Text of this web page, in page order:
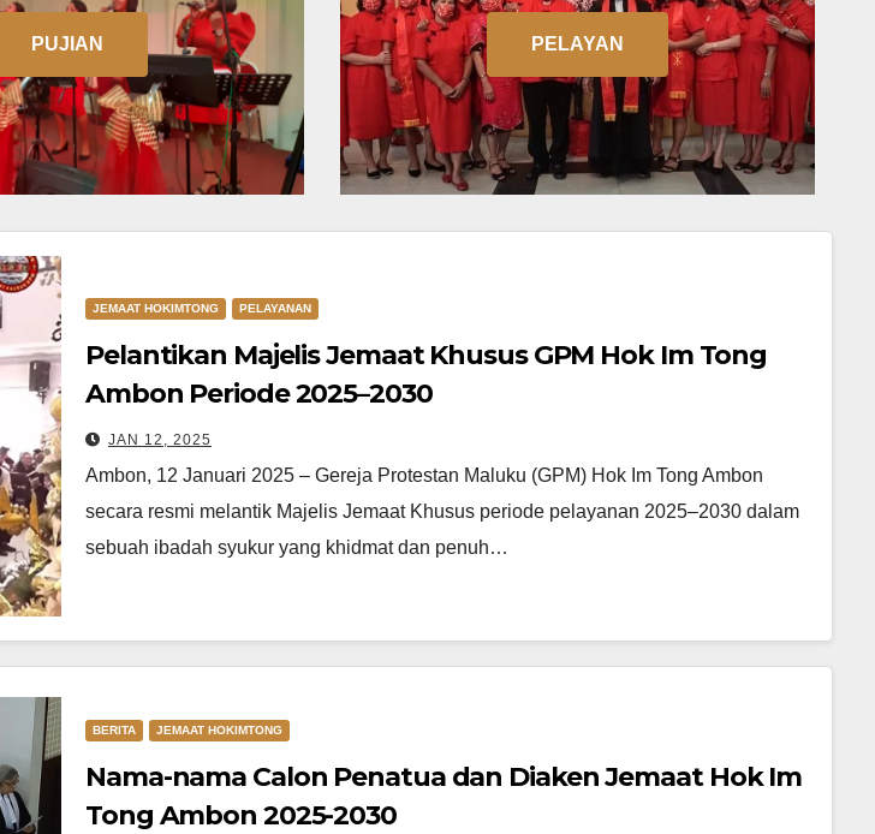
PUJIAN PELAYAN
JEMAAT HOKIMTONG PELAYANAN
Pelantikan Majelis Jemaat Khusus GPM Hok Im Tong
Ambon Periode 2025–2030
JAN 12, 2025
Ambon, 12 Januari 2025 – Gereja Protestan Maluku (GPM) Hok Im Tong Ambon
secara resmi melantik Majelis Jemaat Khusus periode pelayanan 2025–2030 dalam
sebuah ibadah syukur yang khidmat dan penuh…
BERITA JEMAAT HOKIMTONG
Nama-nama Calon Penatua dan Diaken Jemaat Hok Im
Tong Ambon 2025-2030